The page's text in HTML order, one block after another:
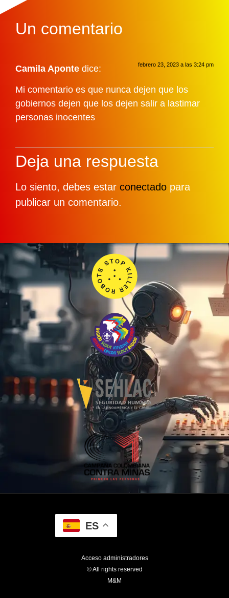
Un comentario
Camila Aponte dice: febrero 23, 2023 a las 3:24 pm
Mi comentario es que nunca dejen que los
gobiernos dejen que los dejen salir a lastimar
personas inocentes
Deja una respuesta
Lo siento, debes estar conectado para
publicar un comentario.
ES
Acceso administradores
© All rights reserved
M&M